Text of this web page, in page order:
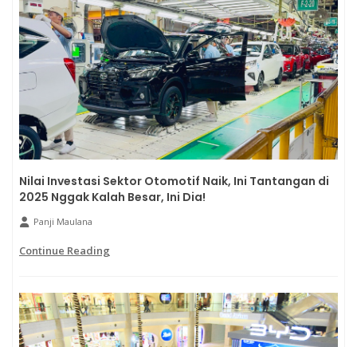
Nilai Investasi Sektor Otomotif Naik, Ini Tantangan di
2025 Nggak Kalah Besar, Ini Dia!
Panji Maulana
Continue Reading